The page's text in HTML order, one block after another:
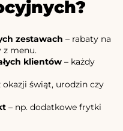
zestawach – rabaty na
z menu.
klientów – każdy
okazji świąt, urodzin czy
– np. dodatkowe frytki